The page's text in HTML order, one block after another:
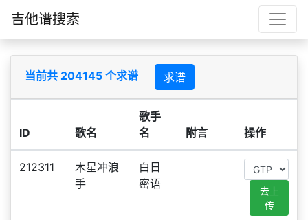
吉他谱搜索
当前共 204145 个求谱 求谱
ID 歌名
歌手
名
附言 操作
212311
木星冲浪
手
白日
密语
去上
传